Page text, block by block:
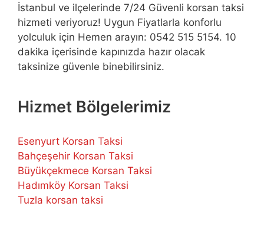
İstanbul ve ilçelerinde 7/24 Güvenli korsan taksi
hizmeti veriyoruz! Uygun Fiyatlarla konforlu
yolculuk için Hemen arayın: 0542 515 5154. 10
dakika içerisinde kapınızda hazır olacak
taksinize güvenle binebilirsiniz.
Hizmet Bölgelerimiz
Esenyurt Korsan Taksi
Bahçeşehir Korsan Taksi
Büyükçekmece Korsan Taksi
Hadımköy Korsan Taksi
Tuzla korsan taksi